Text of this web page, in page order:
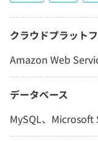
クラウドプラット
Amazon Web
データベース
MySQL、Microsoft